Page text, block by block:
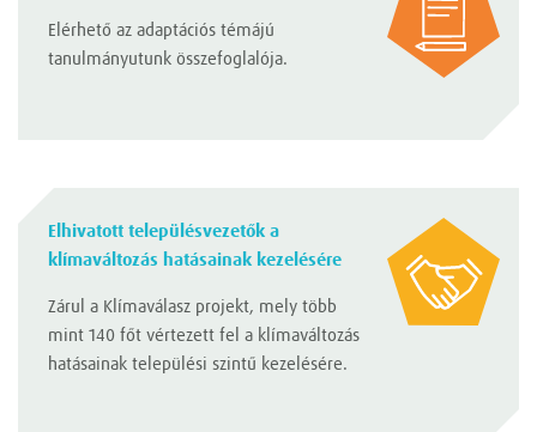
Elérhető az adaptációs témájú
tanulmányutunk összefoglalója.
Elhivatott településvezetők a
klímaváltozás hatásainak kezelésére
Zárul a Klímaválasz projekt, mely több
mint 140 főt vértezett fel a klímaváltozás
hatásainak települési szintű kezelésére.